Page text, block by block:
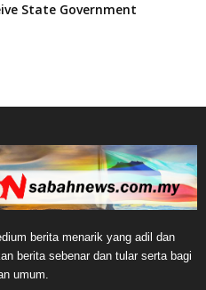
State Government
berita menarik yang adil dan
berita sebenar dan tular serta bagi
umum.